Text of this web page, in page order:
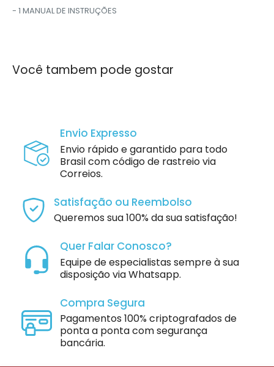
- 1 MANUAL DE INSTRUÇÕES
Você tambem pode gostar
Envio Expresso
Envio rápido e garantido para todo
Brasil com código de rastreio via
Correios.
Satisfação ou Reembolso
Queremos sua 100% da sua satisfação!
Quer Falar Conosco?
Equipe de especialistas sempre à sua
disposição via Whatsapp.
Compra Segura
Pagamentos 100% criptografados de
ponta a ponta com segurança
bancária.